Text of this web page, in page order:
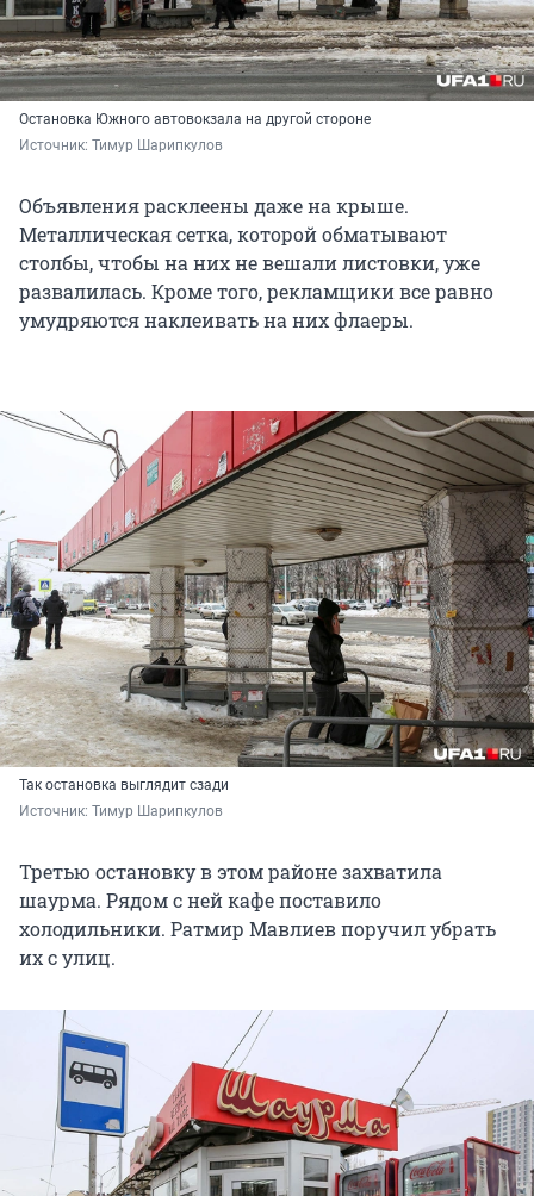
Остановка Южного автовокзала на другой стороне
Источник: Тимур Шарипкулов
Объявления расклеены даже на крыше.
Металлическая сетка, которой обматывают
столбы, чтобы на них не вешали листовки, уже
развалилась. Кроме того, рекламщики все равно
умудряются наклеивать на них флаеры.
Так остановка выглядит сзади
Источник: Тимур Шарипкулов
Третью остановку в этом районе захватила
шаурма. Рядом с ней кафе поставило
холодильники. Ратмир Мавлиев поручил убрать
их с улиц.